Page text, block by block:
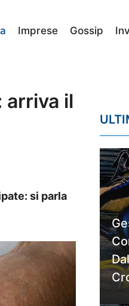
Imprese Gossip
arriva il
si parla